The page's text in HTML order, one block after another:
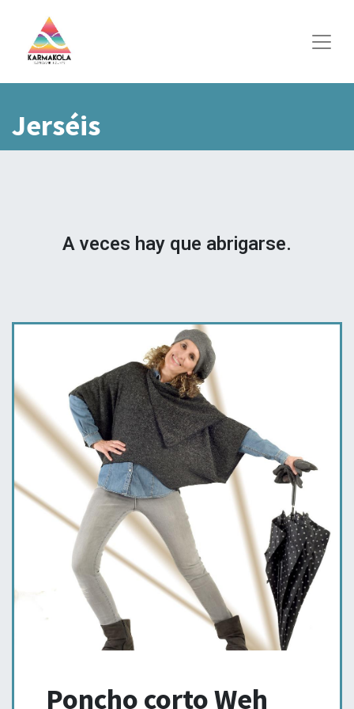
Jerséis
A veces hay que abrigarse.
Poncho corto Weh